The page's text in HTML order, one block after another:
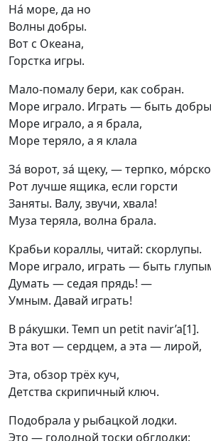
На́ море, да но
Волны добры.
Вот с Океана,
Горстка игры.
Мало-помалу бери, как собран.
Море играло. Играть — быть
Море играло, а я брала,
Море теряло, а я клала
За́ ворот, за́ щеку, — терпко,
Рот лучше ящика, если горсти
Заняты. Валу, звучи, хвала!
Муза теряла, волна брала.
Крабьи кораллы, читай: скорлупы.
Море играло, играть — быть
Думать — седая прядь! —
Умным. Давай играть!
В ра́кушки. Темп un petit navir’a[1].
Эта вот — сердцем, а эта — лирой,
Эта, обзор трёх куч,
Детства скрипичный ключ.
Подобрала у рыбацкой лодки.
Это — голодной тоски обглодки: